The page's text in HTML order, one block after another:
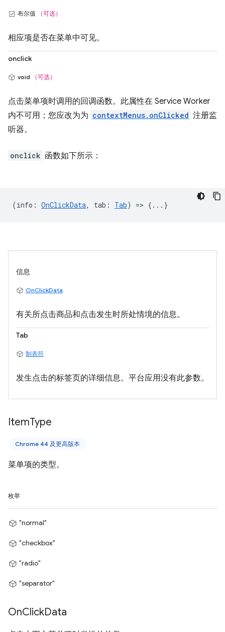
布尔值 （可选）
相应项是否在菜单中可见。
onclick
void （可选）
点击菜单项时调用的回调函数。此属性在 Service Worker
内不可用；您应改为为 contextMenus.onClicked 注册监
听器。
onclick 函数如下所示：
(info : OnClickData, tab : Tab) => {...}
信息
OnClickData
有关所点击商品和点击发生时所处情境的信息。
Tab
制表符
发生点击的标签页的详细信息。平台应用没有此参数。
ItemType
Chrome 44 及更高版本
菜单项的类型。
枚举
"normal"
"checkbox"
"radio"
"separator"
OnClickData